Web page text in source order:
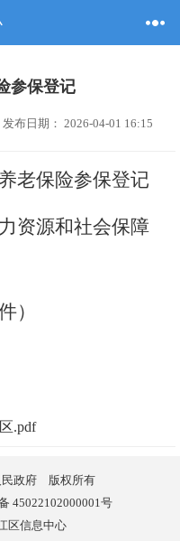
参保登记
布日期： 2026-04-01 16:15
老保险参保登记
资源和社会保障
）
.pdf
民政府 版权所有
45022102000001号
区信息中心